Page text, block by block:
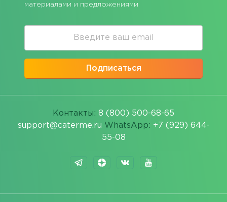
материалами и предложениями
Подписаться
Контакты: 8 (800) 500-68-65
support@caterme.ru WhatsApp: +7 (929) 644-
55-08